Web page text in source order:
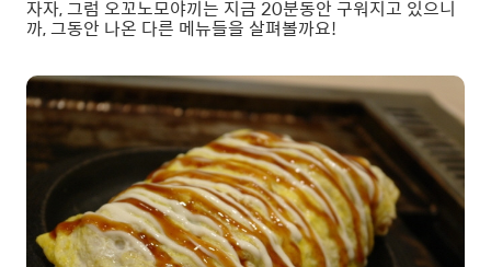
자자, 그럼 오꼬노모야끼는 지금 20분동안 구워지고 있으니
까, 그동안 나온 다른 메뉴들을 살펴볼까요!